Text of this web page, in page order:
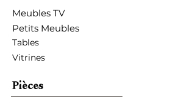
Meubles TV
Petits Meubles
Tables
Vitrines
Pièces